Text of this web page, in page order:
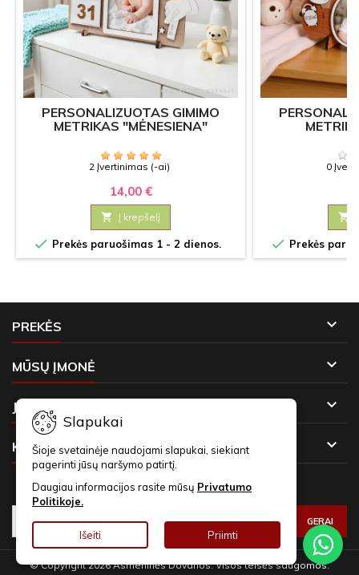
PERSONALIZUOTAS GIMIMO
METRIKAS "MĖNESIENA"
2 Įvertinimas (-ai)
14,00 €
 Į krepšelį
 Prekės paruošimas 1 - 2 dienos.
0

 Prekės
PREKĖS 
MŪSŲ ĮMONĖ 
JŪSŲ PASKYRA 
KONTAKTAI 
Slapukai
Šioje svetainėje naudojami slapukai, siekiant
pagerinti jūsų naršymo patirtį.
Daugiau informacijos rasite mūsų Privatumo
Politikoje.
Išeiti Priimti
NAUJIENLAIŠKIAI
© Copyright 2026 Asmeninės Dovanos. Visos teisės saugomos.